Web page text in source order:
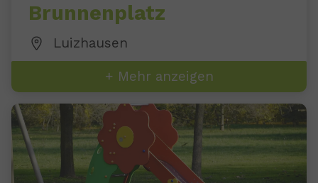
Brunnenplatz
Luizhausen
+ Mehr anzeigen